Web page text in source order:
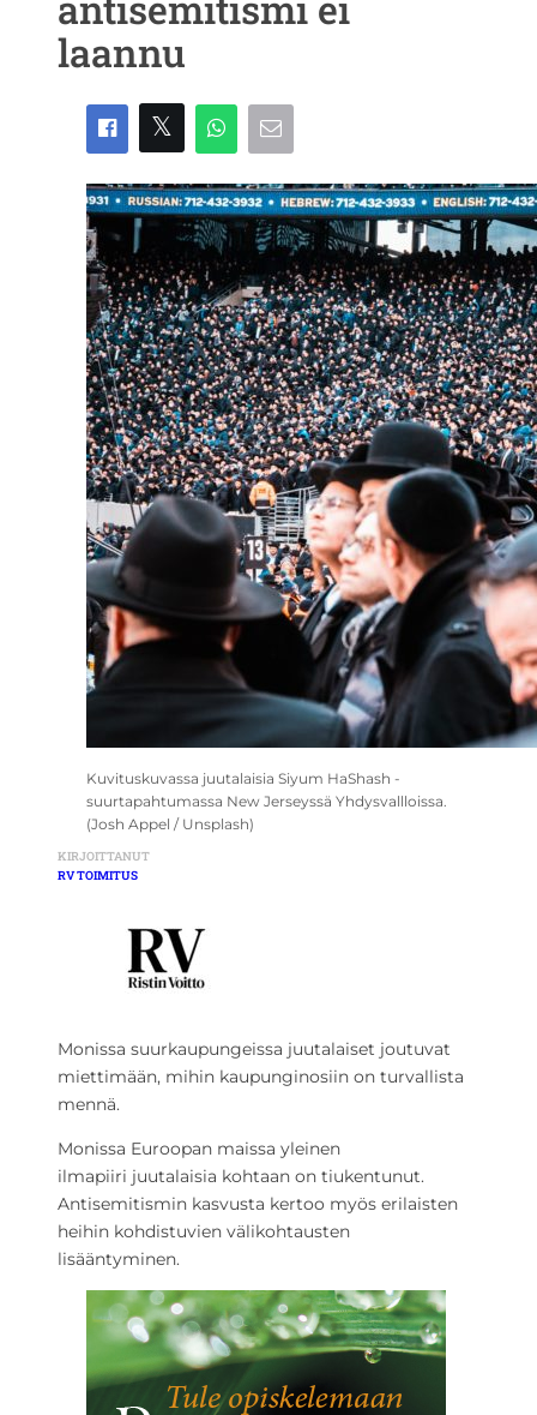
laannu
Kuvituskuvassa juutalaisia Siyum HaShash -
suurtapahtumassa New Jerseyssä Yhdysvallloissa.
(Josh Appel / Unsplash)
KIRJOITTANUT
RV TOIMITUS
Monissa suurkaupungeissa juutalaiset joutuvat
miettimään, mihin kaupunginosiin on turvallista
mennä.
Monissa Euroopan maissa yleinen
ilmapiiri juutalaisia kohtaan on tiukentunut.
Antisemitismin kasvusta kertoo myös erilaisten
heihin kohdistuvien välikohtausten
lisääntyminen.